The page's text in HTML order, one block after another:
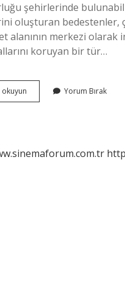
şehirlerinde
oluşturan bedestenler,
alanının merkezi olarak
koruyan bir tür…
okuyun Bedesten
Nedir
Yorum Bırak